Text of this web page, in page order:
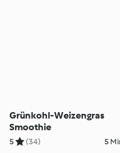
Grünkohl-Weizengras
Smoothie
5 (34) 5